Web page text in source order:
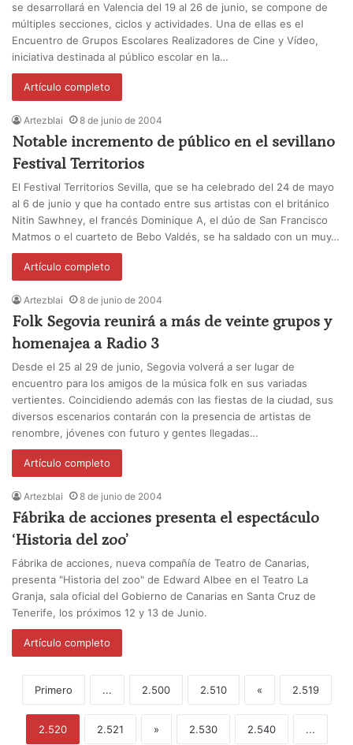
se desarrollará en Valencia del 19 al 26 de junio, se compone de
múltiples secciones, ciclos y actividades. Una de ellas es el
Encuentro de Grupos Escolares Realizadores de Cine y Vídeo,
iniciativa destinada al público escolar en la…
Artículo completo
Artezblai 8 de junio de 2004
Notable incremento de público en el sevillano
Festival Territorios
El Festival Territorios Sevilla, que se ha celebrado del 24 de mayo
al 6 de junio y que ha contado entre sus artistas con el británico
Nitin Sawhney, el francés Dominique A, el dúo de San Francisco
Matmos o el cuarteto de Bebo Valdés, se ha saldado con un muy…
Artículo completo
Artezblai 8 de junio de 2004
Folk Segovia reunirá a más de veinte grupos y
homenajea a Radio 3
Desde el 25 al 29 de junio, Segovia volverá a ser lugar de
encuentro para los amigos de la música folk en sus variadas
vertientes. Coincidiendo además con las fiestas de la ciudad, sus
diversos escenarios contarán con la presencia de artistas de
renombre, jóvenes con futuro y gentes llegadas…
Artículo completo
Artezblai 8 de junio de 2004
Fábrika de acciones presenta el espectáculo
‘Historia del zoo’
Fábrika de acciones, nueva compañía de Teatro de Canarias,
presenta "Historia del zoo" de Edward Albee en el Teatro La
Granja, sala oficial del Gobierno de Canarias en Santa Cruz de
Tenerife, los próximos 12 y 13 de Junio.
Artículo completo
Primero ... 2.500 2.510 « 2.519
2.520 2.521 » 2.530 2.540 ...